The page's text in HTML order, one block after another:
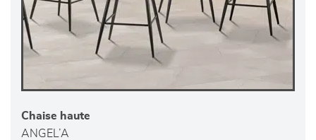
Chaise haute
ANGEL’A